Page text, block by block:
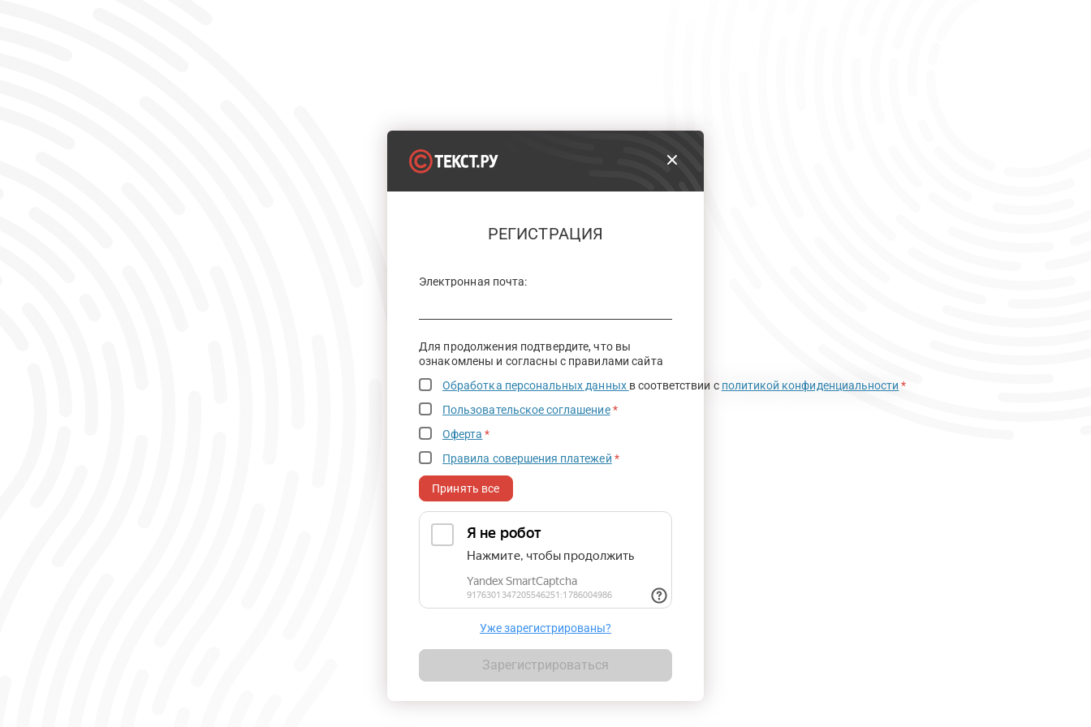
РЕГИСТРАЦИЯ
Электронная почта:
Для продолжения подтвердите, что вы
ознакомлены и согласны с правилами сайта
Обработка персональных данных в соответствии с политикой конфиденциальности *
Пользовательское соглашение *
Оферта *
Правила совершения платежей *
Принять все
Уже зарегистрированы?
Зарегистрироваться